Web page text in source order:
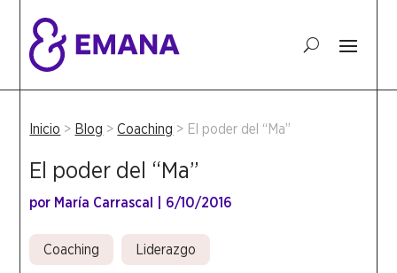
Inicio > Blog >Coaching > El poder del “Ma”
El poder del “Ma”
por María Carrascal 6/10/2016
Coaching Liderazgo